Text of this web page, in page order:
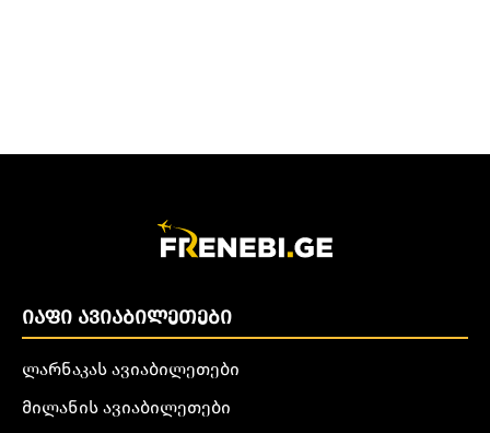
ᲘᲐᲤᲘ ᲐᲕᲘᲐᲑᲘᲚᲔᲗᲔᲑᲘ
ლარნაკას ავიაბილეთები
მილანის ავიაბილეთები